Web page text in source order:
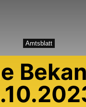
Amtsblatt